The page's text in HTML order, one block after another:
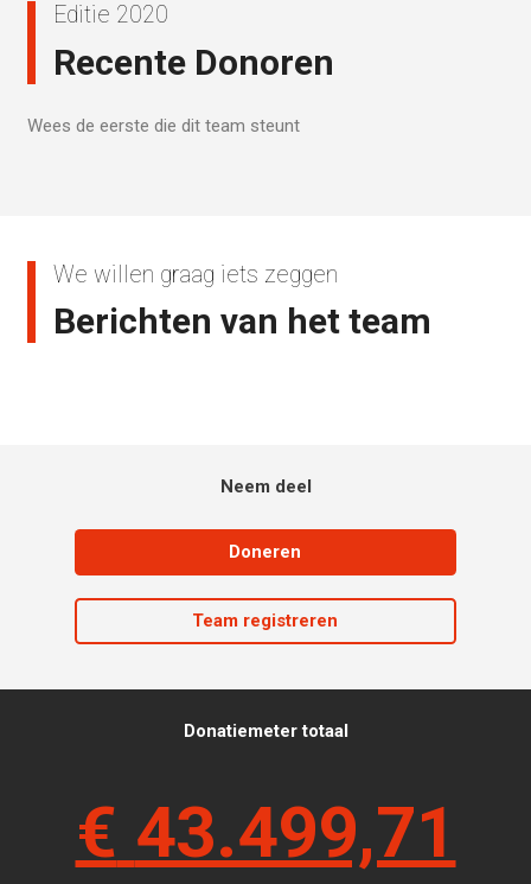
Editie 2020
Recente Donoren
Wees de eerste die dit team steunt
We willen graag iets zeggen
Berichten van het team
Neem deel
Doneren
Team registreren
Donatiemeter totaal
€ 43.499,71